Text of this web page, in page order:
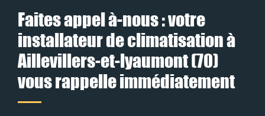
Faites appel à-nous : votre
installateur de climatisation à
Aillevillers-et-lyaumont (70)
vous rappelle immédiatement